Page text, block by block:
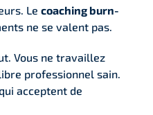
Le coaching burn-
ne se valent pas.
Vous ne travaillez
professionnel sain.
acceptent de